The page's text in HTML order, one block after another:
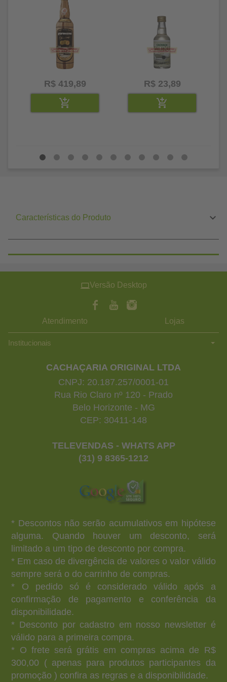
R$ 419,89 R$ 23,89
Características do Produto
Versão Desktop
Atendimento Lojas
Institucionais
CACHAÇARIA ORIGINAL LTDA
CNPJ: 20.187.257/0001-01
Rua Rio Claro nº 120 - Prado
Belo Horizonte - MG
CEP: 30411-148
TELEVENDAS - WHATS APP
(31) 9 8365-1212
* Descontos não serão acumulativos em hipótese
alguma. Quando houver um desconto, será
limitado a um tipo de desconto por compra.
* Em caso de divergência de valores o valor válido
sempre será o do carrinho de compras.
* O pedido só é considerado válido após a
confirmação de pagamento e conferência da
disponibilidade.
* Desconto por cadastro em nosso newsletter é
válido para a primeira compra.
* O frete será grátis em compras acima de R$
300,00 ( apenas para produtos participantes da
promoção ) confira as regras e a disponibilidade.